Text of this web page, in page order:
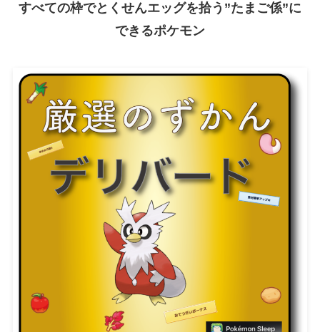
すべての枠でとくせんエッグを拾う”たまご係”に
できるポケモン